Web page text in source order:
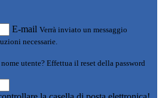
E-mail Verrà inviato un messaggio
necessarie.
utente? Effettua il reset della password